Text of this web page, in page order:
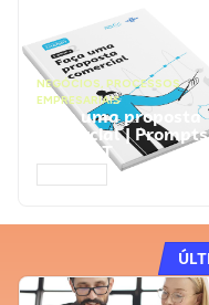
NEGÓCIOS, PROCESSOS
EMPRESARIAIS
Faça uma proposta
comercial | Prompts
ChatGPT